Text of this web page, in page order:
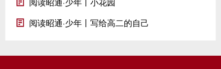
阅读昭通·少年丨写给高二的自己